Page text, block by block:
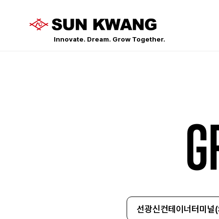
Innovate. Dream. Grow Together.
선광신컨테이너터미